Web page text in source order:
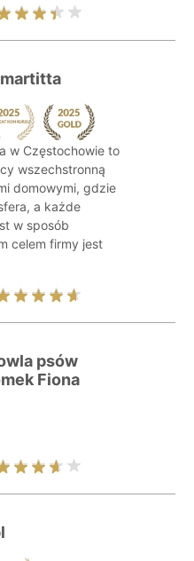
w Częstochowie to
wszechstronną
domowymi, gdzie
a każde
w sposób
celem firmy jest
psów
Fiona